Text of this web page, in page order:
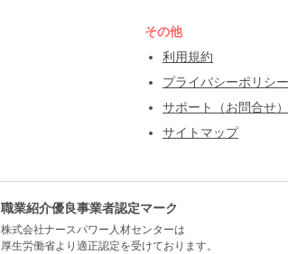
その他
利用規約
プライバシーポリシー
サポート（お問合せ）
サイトマップ
職業紹介優良事業者認定マーク
株式会社ナースパワー人材センターは
厚生労働省より適正認定を受けております。